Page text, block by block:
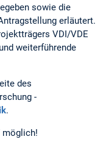
sowie die
erläutert.
VDI/VDE
weiterführende
des
-
.
möglich!